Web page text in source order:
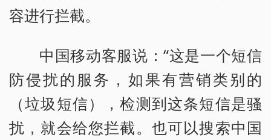
容进行拦截。
中国移动客服说：“这是一个短信
防侵扰的服务，如果有营销类别的
（垃圾短信），检测到这条短信是骚
扰，就会给您拦截。也可以搜索中国